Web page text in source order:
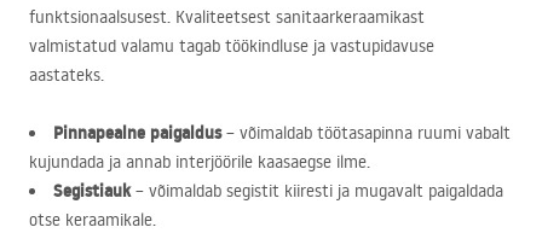
funktsionaalsusest. Kvaliteetsest sanitaarkeraamikast
valmistatud valamu tagab töökindluse ja vastupidavuse
aastateks.
Pinnapealne paigaldus– võimaldab töötasapinna ruumi vabalt
kujundada ja annab interjöörile kaasaegse ilme.
Segistiauk– võimaldab segistit kiiresti ja mugavalt paigaldada
otse keraamikale.